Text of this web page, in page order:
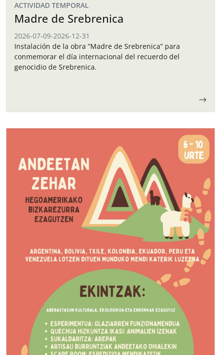
ACTIVIDAD TEMPORAL
Madre de Srebrenica
2026-07-09-2026-12-31
Instalación de la obra “Madre de Srebrenica” para
conmemorar el día internacional del recuerdo del
genocidio de Srebrenica.